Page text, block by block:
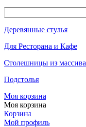
Деревянные стулья
Для Ресторана и Кафе
Столешницы из массива
Подстолья
Моя корзина
Моя корзина
Корзина
Мой профиль